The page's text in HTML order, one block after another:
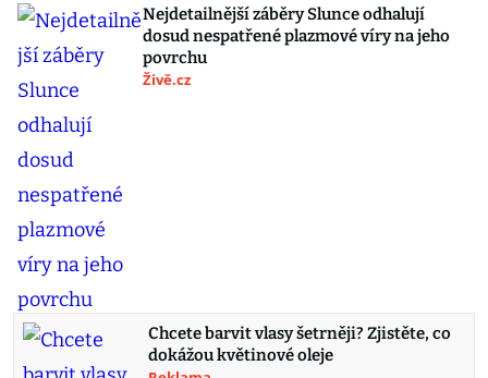
Nejdetailnější záběry Slunce odhalují
dosud nespatřené plazmové víry na jeho
povrchu
Živě.cz
Chcete barvit vlasy šetrněji? Zjistěte, co
dokážou květinové oleje